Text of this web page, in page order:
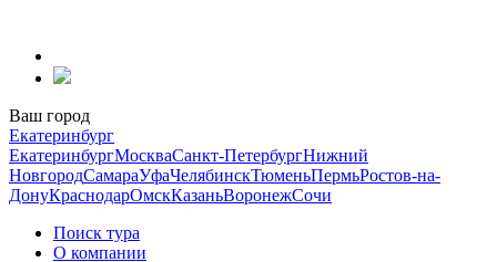
содержанию
Ваш город
Екатеринбург
ЕкатеринбургМоскваСанкт-ПетербургНижний
НовгородСамараУфаЧелябинскТюменьПермьРостов-на-
ДонуКраснодарОмскКазаньВоронежСочи
Поиск тура
О компании